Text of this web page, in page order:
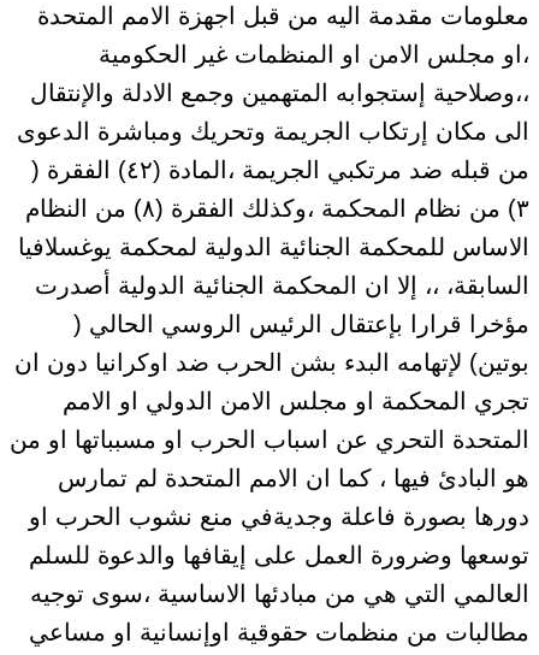
معلومات مقدمة اليه من قبل اجهزة الامم المتحدة
،او مجلس الامن او المنظمات غير الحكومية
،،وصلاحية إستجوابه المتهمين وجمع الادلة والإنتقال
الى مكان إرتكاب الجريمة وتحريك ومباشرة الدعوى
من قبله ضد مرتكبي الجريمة ،المادة (٤٢) الفقرة (
٣) من نظام المحكمة ،وكذلك الفقرة (٨) من النظام
الاساس للمحكمة الجنائية الدولية لمحكمة يوغسلافيا
السابقة، ،، إلا ان المحكمة الجنائية الدولية أصدرت
مؤخرا قرارا بإعتقال الرئيس الروسي الحالي (
بوتين) لإتهامه البدء بشن الحرب ضد اوكرانيا دون ان
تجري المحكمة او مجلس الامن الدولي او الامم
المتحدة التحري عن اسباب الحرب او مسبباتها او من
هو البادئ فيها ، كما ان الامم المتحدة لم تمارس
دورها بصورة فاعلة وجديةفي منع نشوب الحرب او
توسعها وضرورة العمل على إيقافها والدعوة للسلم
العالمي التي هي من مبادئها الاساسية ،سوى توجيه
مطالبات من منظمات حقوقية اوإنسانية او مساعي